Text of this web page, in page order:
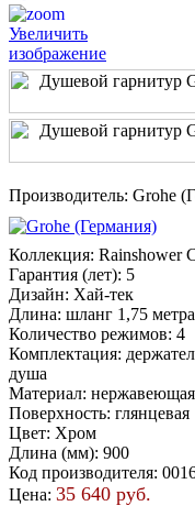
Увеличить
изображение
Производитель: Grohe
Коллекция: Rainshower
Гарантия (лет): 5
Дизайн: Хай-тек
Длина: шланг 1,75 метра
Количество режимов: 4
Комплектация:
душа
Материал: нержавеющая
Поверхность: глянцевая
Цвет: Хром
Длина (мм): 900
Код производителя:
Цена: 35 640 руб.